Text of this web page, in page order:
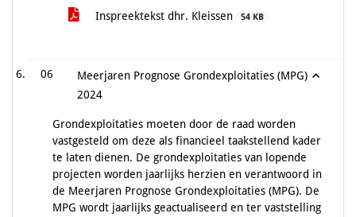
Inspreektekst dhr. Kleissen 54 KB
06
Meerjaren Prognose Grondexploitaties (MPG)
2024
Grondexploitaties moeten door de raad worden
vastgesteld om deze als financieel taakstellend kader
te laten dienen. De grondexploitaties van lopende
projecten worden jaarlijks herzien en verantwoord in
de Meerjaren Prognose Grondexploitaties (MPG). De
MPG wordt jaarlijks geactualiseerd en ter vaststelling